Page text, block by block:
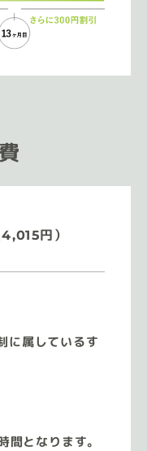
円）
に属しているす
となります。